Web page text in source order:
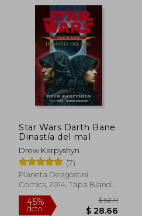
45%
dcto. $ 25.72
Star Wars Darth Bane
Dinastía del mal
Drew Karpyshyn
(7)
Planeta Deagostini
Cómics, 2014, Tapa Blanda,
Nuevo